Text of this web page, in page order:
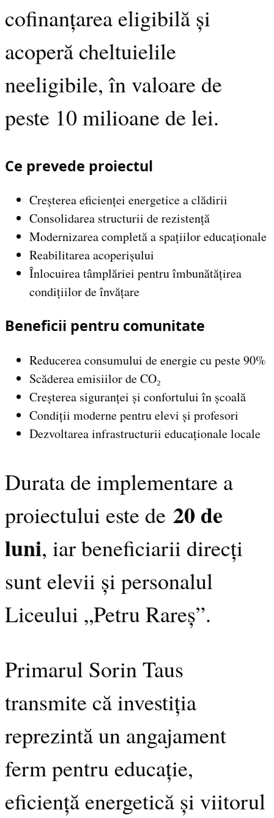
cofinanțarea eligibilă și
acoperă cheltuielile
neeligibile, în valoare de
peste 10 milioane de lei.
Ce prevede proiectul
Creșterea eficienței energetice a clădirii
Consolidarea structurii de rezistență
Modernizarea completă a spațiilor educaționale
Reabilitarea acoperișului
Înlocuirea tâmplăriei pentru îmbunătățirea
condițiilor de învățare
Beneficii pentru comunitate
Reducerea consumului de energie cu peste 90%
Scăderea emisiilor de CO₂
Creșterea siguranței și confortului în școală
Condiții moderne pentru elevi și profesori
Dezvoltarea infrastructurii educaționale locale
Durata de implementare a
proiectului este de 20 de
luni, iar beneficiarii direcți
sunt elevii și personalul
Liceului „Petru Rareș”.
Primarul Sorin Taus
transmite că investiția
reprezintă un angajament
ferm pentru educație,
eficiență energetică și viitorul